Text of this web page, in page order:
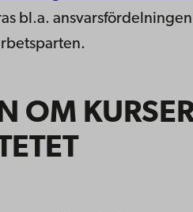
bl.a.
OM